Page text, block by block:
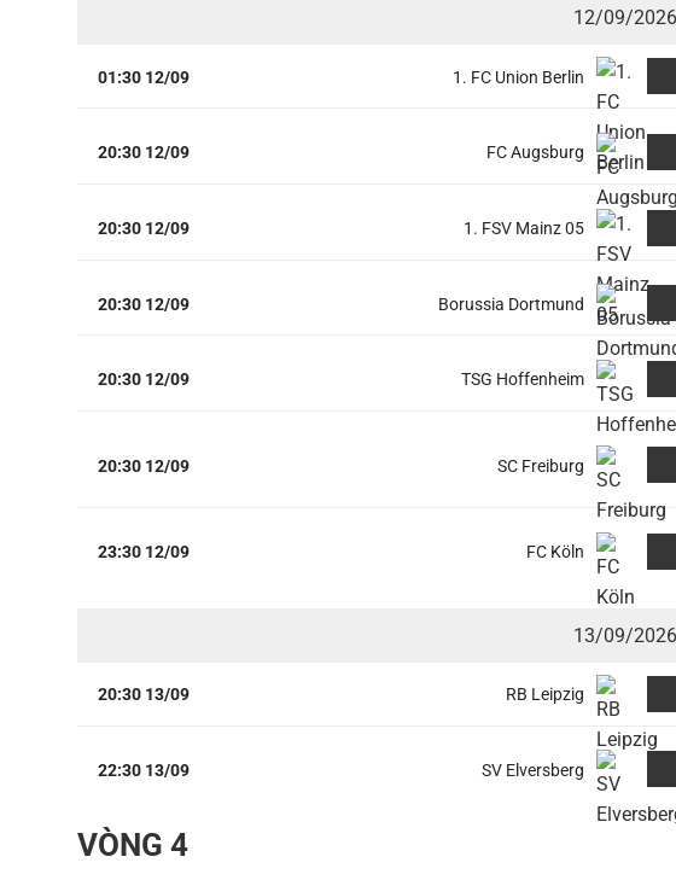
12/09/2026
01:30 12/09 1. FC Union Berlin
20:30 12/09 FC Augsburg
20:30 12/09 1. FSV Mainz 05
20:30 12/09 Borussia Dortmund
20:30 12/09 TSG Hoffenheim
20:30 12/09 SC Freiburg
23:30 12/09 FC Köln
13/09/2026
20:30 13/09 RB Leipzig
22:30 13/09 SV Elversberg
VÒNG 4